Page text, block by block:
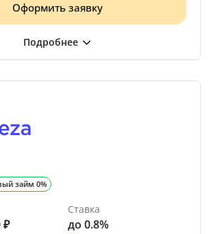
Оформить заявку
займ 0%
₽
Ставка
до 0.8%